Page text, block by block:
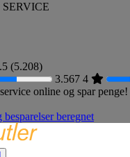
(5.208)
3.567 4
online og spar
beregnet